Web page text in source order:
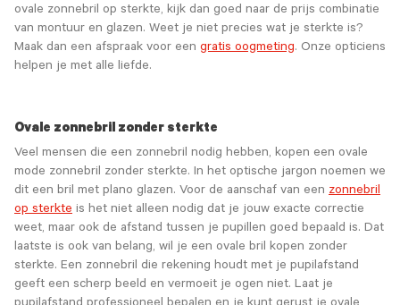
ovale zonnebril op sterkte, kijk dan goed naar de prijs combinatie
van montuur en glazen. Weet je niet precies wat je sterkte is?
Maak dan een afspraak voor een gratis oogmeting. Onze opticiens
helpen je met alle liefde.
Ovale zonnebril zonder sterkte
Veel mensen die een zonnebril nodig hebben, kopen een ovale
mode zonnebril zonder sterkte. In het optische jargon noemen we
dit een bril met plano glazen. Voor de aanschaf van een zonnebril
op sterkte is het niet alleen nodig dat je jouw exacte correctie
weet, maar ook de afstand tussen je pupillen goed bepaald is. Dat
laatste is ook van belang, wil je een ovale bril kopen zonder
sterkte. Een zonnebril die rekening houdt met je pupilafstand
geeft een scherp beeld en vermoeit je ogen niet. Laat je